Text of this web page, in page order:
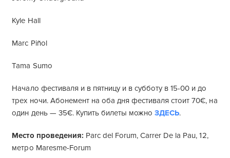
Kyle Hall
Marc Piñol
Tama Sumo
Начало фестиваля и в пятницу и в субботу в 15-00 и до
трех ночи. Абонемент на оба дня фестиваля стоит 70€, на
один день — 35€. Купить билеты можноЗДЕСЬ.
Место проведения: Parc del Forum, Carrer De la Pau, 12,
метро Maresme-Forum